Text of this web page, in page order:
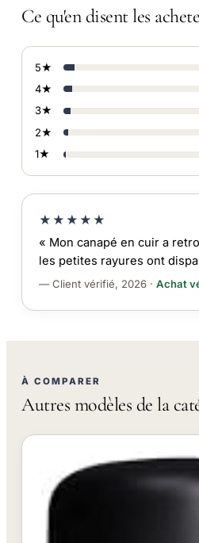
Ce qu'en disent les
5★
4★
3★
2★
1★
★★★★★
« Mon canapé en cuir a
les petites rayures ont
— Client vérifié, 2026 · Achat
À COMPARER
Autres modèles de la